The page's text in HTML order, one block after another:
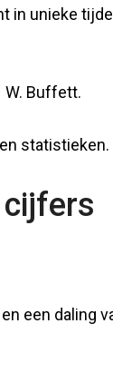
in unieke
W. Buffett.
statistieken.
een daling